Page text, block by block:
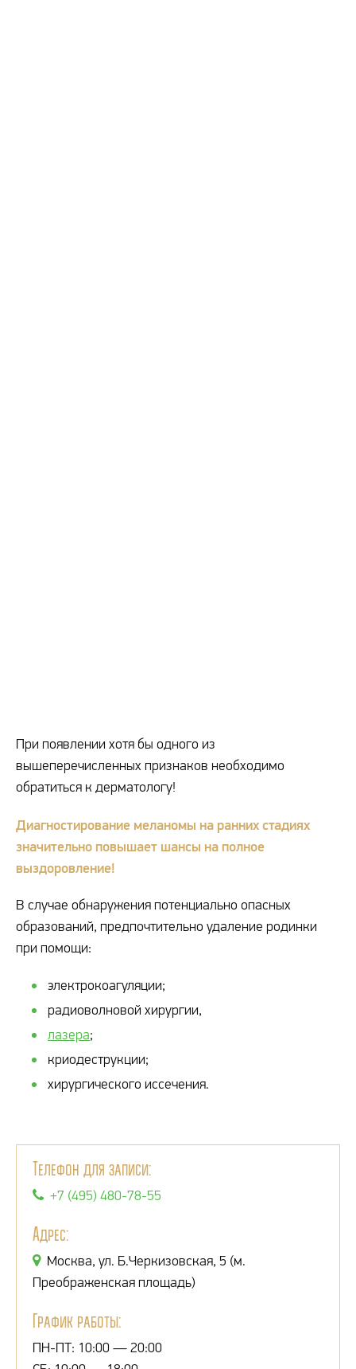
При появлении хотя бы одного из
вышеперечисленных признаков необходимо
обратиться к дерматологу!
Диагностирование меланомы на ранних стадиях
значительно повышает шансы на полное
выздоровление!
В случае обнаружения потенциально опасных
образований, предпочтительно удаление родинки
при помощи:
электрокоагуляции;
радиоволновой хирургии,
лазера;
криодеструкции;
хирургического иссечения.
Телефон для записи:
+7 (495) 480-78-55
Адрес:
Москва, ул. Б.Черкизовская, 5 (м.
Преображенская площадь)
График работы:
ПН-ПТ: 10:00 — 20:00